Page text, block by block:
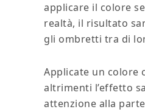
applicare il colore
realtà, il risultato
gli ombretti tra di
Applicate un colore
altrimenti l’effetto
attenzione alla